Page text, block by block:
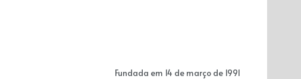
Fundada em 14 de março de 1991